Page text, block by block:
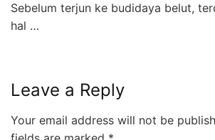
Sebelum terjun ke budidaya belut,
hal …
Leave a Reply
Your email address will not be